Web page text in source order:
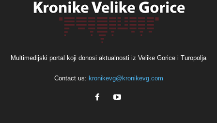
Multimedijski portal koji donosi aktualnosti iz Velike Gorice i Turopolja
Contact us: kronikevg@kronikevg.com